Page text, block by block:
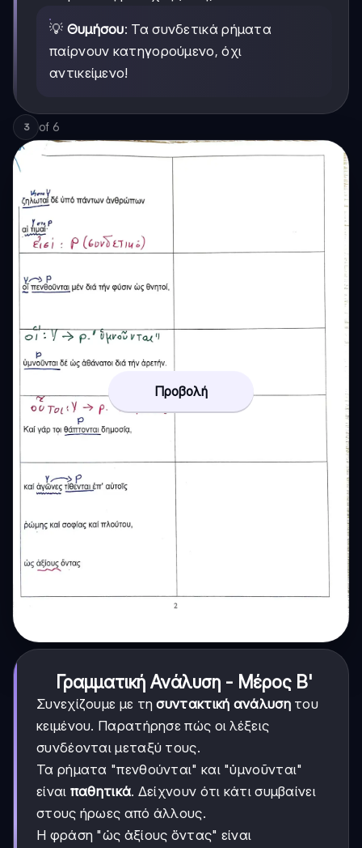
💡 Θυμήσου: Τα συνδετικά ρήματα
παίρνουν κατηγορούμενο, όχι
αντικείμενο!
3 of 6
Προβολή
Γραμματική Ανάλυση - Μέρος Β'
Συνεχίζουμε με τησυντακτική ανάλυσητου
κειμένου. Παρατήρησε πώς οι λέξεις
συνδέονται μεταξύ τους.
Τα ρήματα "πενθούνται" και "ὑμνοῦνται"
είναι παθητικά. Δείχνουν ότι κάτι συμβαίνει
στους ήρωες από άλλους.
Η φράση "ὡς ἀξίους ὄντας" είναι